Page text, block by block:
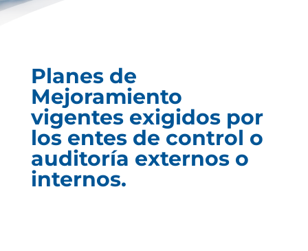
Planes de
Mejoramiento
vigentes exigidos por
los entes de control o
auditoría externos o
internos.